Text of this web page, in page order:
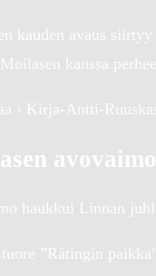
kauden avaus
kanssa
› Kirja-Antti-
haukkui Linnan
”Rätingin